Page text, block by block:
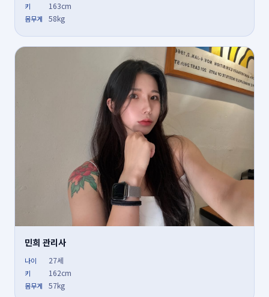
키 163cm
몸무게 58kg
민희 관리사
나이 27세
키 162cm
몸무게 57kg